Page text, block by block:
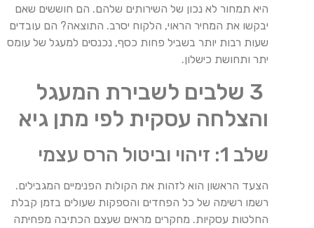
היא תמחור לא נכון של השירותים שלהם. הם חוששים שאם
יבקשו את המחיר הראוי, הלקוח יסרב. התוצאה? הם עובדים
שעות רבות יותר בשביל פחות כסף, נכנסים למעגל של עומס
יתר ותחושת כישלון.
3 שלבים לשבירת המעגל
והצלחה עסקית לפי מתן גיא
שלב 1: זיהוי וביטול הרס עצמי
הצעד הראשון הוא לזהות את הקולות הפנימיים המגבילים.
רשמו רשימה של כל הפחדים והספקות שעולים בזמן קבלת
החלטות עסקיות. מחקרים מראים שעצם הכתיבה מפחיתה